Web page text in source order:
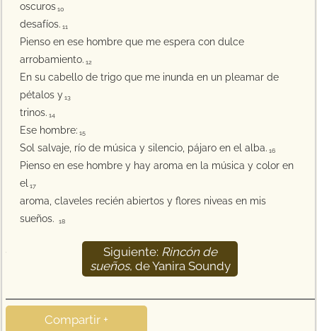
oscuros 10
desafíos. 11
Pienso en ese hombre que me espera con dulce
arrobamiento. 12
En su cabello de trigo que me inunda en un pleamar de
pétalos y 13
trinos. 14
Ese hombre: 15
Sol salvaje, río de música y silencio, pájaro en el alba. 16
Pienso en ese hombre y hay aroma en la música y color en
el
17
aroma, claveles recién abiertos y flores niveas en mis
sueños.
18
Siguiente: Rincón de
sueños, de Yanira Soundy
Compartir +